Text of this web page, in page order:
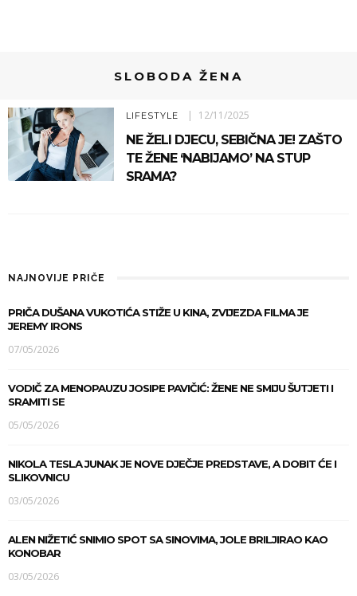
SLOBODA ŽENA
LIFESTYLE 12/11/2025
NE ŽELI DJECU, SEBIČNA JE! ZAŠTO
TE ŽENE ‘NABIJAMO’ NA STUP
SRAMA?
NAJNOVIJE PRIČE
PRIČA DUŠANA VUKOTIĆA STIŽE U KINA, ZVIJEZDA FILMA JE
JEREMY IRONS
07/05/2026
VODIČ ZA MENOPAUZU JOSIPE PAVIČIĆ: ŽENE NE SMIJU ŠUTJETI I
SRAMITI SE
05/05/2026
NIKOLA TESLA JUNAK JE NOVE DJEČJE PREDSTAVE, A DOBIT ĆE I
SLIKOVNICU
03/05/2026
ALEN NIŽETIĆ SNIMIO SPOT SA SINOVIMA, JOLE BRILJIRAO KAO
KONOBAR
03/05/2026